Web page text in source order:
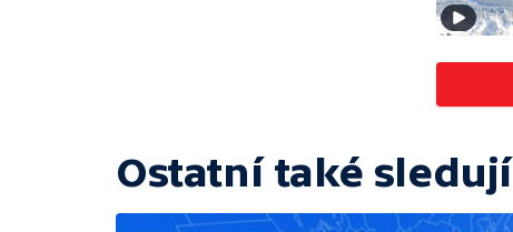
Ostatní také sledují